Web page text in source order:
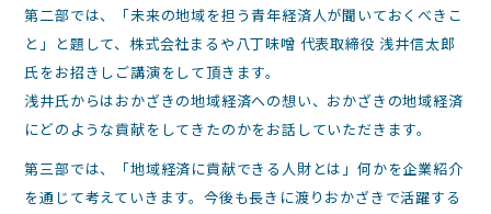
第二部では、「未来の地域を担う青年経済人が聞いておくべきこ
と」と題して、株式会社まるや八丁味噌 代表取締役 浅井信太郎
氏をお招きしご講演をして頂きます。
浅井氏からはおかざきの地域経済への想い、おかざきの地域経済
にどのような貢献をしてきたのかをお話していただきます。
第三部では、「地域経済に貢献できる人財とは」何かを企業紹介
を通じて考えていきます。今後も長きに渡りおかざきで活躍する